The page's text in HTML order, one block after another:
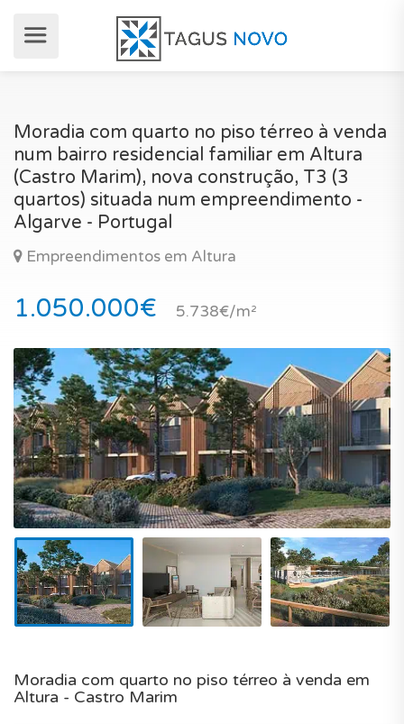
Moradia com quarto no piso térreo à venda
num bairro residencial familiar em Altura
(Castro Marim), nova construção, T3 (3
quartos) situada num empreendimento -
Algarve - Portugal
Empreendimentos em Altura
1.050.000€ 5.738€/m²
Moradia com quarto no piso térreo à venda em
Altura - Castro Marim